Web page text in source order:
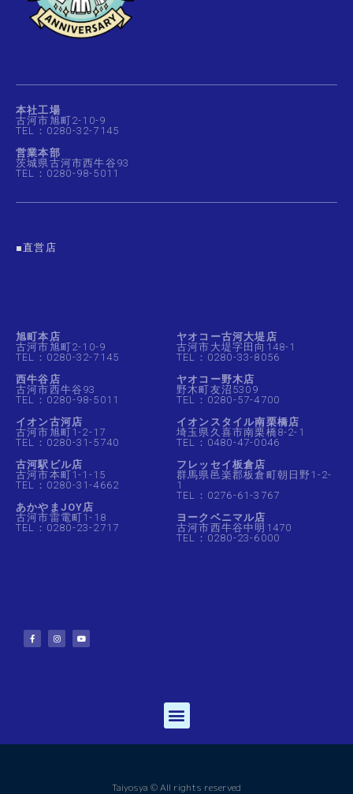
本社工場
古河市旭町2-10-9
TEL：0280-32-7145
営業本部
茨城県古河市西牛谷93
TEL：0280-98-5011
■直営店
旭町本店
古河市旭町2-10-9
TEL：0280-32-7145
西牛谷店
古河市西牛谷93
TEL：0280-98-5011
イオン古河店
古河市旭町1-2-17
TEL：0280-31-5740
古河駅ビル店
古河市本町1-1-15
TEL：0280-31-4662
あかやまJOY店
古河市雷電町1-18
TEL：0280-23-2717
ヤオコー古河大堤店
古河市大堤字田向148-1
TEL：0280-33-8056
ヤオコー野木店
野木町友沼5309
TEL：0280-57-4700
イオンスタイル南栗橋店
埼玉県久喜市南栗橋8-2-1
TEL：0480-47-0046
フレッセイ板倉店
群馬県邑楽郡板倉町朝日野1-2-
1
TEL：0276-61-3767
ヨークベニマル店
古河市西牛谷中明1470
TEL：0280-23-6000
Taiyosya © All rights reserved